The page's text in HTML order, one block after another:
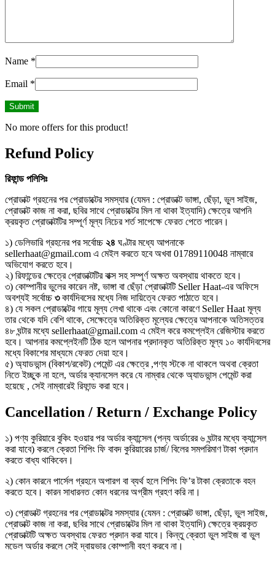
Name *
Email *
No more offers for this product!
Refund Policy
রিফান্ড পলিসিঃ
প্রোডাক্ট গ্রহনের পর প্রোডাক্টের সমস্যার (যেমন : প্রোডাক্ট ভাঙ্গা, ছেঁড়া, ভুল সাইজ,
প্রোডাক্ট কাজ না করা, ছবির সাথে প্রোডাক্টের মিল না থাকা ইত্যাদি) ক্ষেত্রে আপনি
ক্রয়কৃত প্রোডাক্টটির সম্পূর্ণ মূল্য নিচের শর্ত সাপেক্ষে ফেরত পেতে পারেন।
১) ডেলিভারি গ্রহনের পর সর্বোচ্চ ২৪ ঘণ্টার মধ্যে আপনাকে
sellerhaat@gmail.com এ মেইল করতে হবে অখবা 01789110048 নাম্বারে
অভিযোগ করতে হবে।
২) রিফান্ডের ক্ষেত্রে প্রোডাক্টটির বাক্স সহ সম্পূর্ণ অক্ষত অবস্থায় থাকতে হবে।
৩) কোম্পানীর ভুলের কারেন নষ্ট, ভাঙ্গা বা ছেঁড়া প্রোডাক্টটি Seller Haat-এর অফিসে
অবশ্যই সর্বোচ্চ ৩কার্যদিবসের মধ্যে নিজ দায়িত্বে ফেরত পাঠাতে হবে।
৪) যে সকল প্রোডাক্টের গায়ে মূল্য লেখা থাকে এবং কোনো কারণে Seller Haat মূল্য
তার থেকে যদি বেশি থাকে, সেক্ষেত্রে অতিরিক্ত মূল্যের ক্ষেত্রে আপনাকে অতিসত্তর
৪৮ ঘন্টার মধ্যে sellerhaat@gmail.com এ মেইল করে কমপ্লেইন রেজিস্টার করতে
হবে। আপনার কমপ্লেইনটি ঠিক হলে আপনার প্রদানকৃত অতিরিক্ত মূল্য ১০ কার্যদিবসের
মধ্যে বিকাশের মাধ্যমে ফেরত দেয়া হবে।
৫) অ্যাডভান্স (বিকাশ/রকেট) পেমেন্ট এর ক্ষেত্রে ,পণ্য স্টকে না থাকলে অথবা ক্রেতা
নিতে ইচ্ছুক না হলে, অর্ডার ক্যানসেল করে যে নাম্বার থেকে অ্যাডভান্স পেমেন্ট করা
হয়েছে , সেই নাম্বারেই রিফান্ড করা হবে।
Cancellation / Return / Exchange Policy
১) পণ্য কুরিয়ারে বুকিং হওয়ার পর অর্ডার ক্যান্সেল (পন্য অর্ডারের ৬ ঘন্টার মধ্যে ক্যান্সেল
করা যাবে) করলে ক্রেতা শিপিং ফি বাবদ কুরিয়ারের চার্জ/ বিলের সমপরিমাণ টাকা প্রদান
করতে বাধ্য থাকিবেন।
২) কোন কারনে পার্সেল গ্রহনে অপারগ বা ব্যর্থ হলে শিপিং ফি’র টাকা ক্রেতাকে বহন
করতে হবে। কারন সাধারনত কোন ধরনের অগ্রীম গ্রহণ করি না।
৩) প্রোডাক্ট গ্রহনের পর প্রোডাক্টের সমস্যার (যেমন : প্রোডাক্ট ভাঙ্গা, ছেঁড়া, ভুল সাইজ,
প্রোডাক্ট কাজ না করা, ছবির সাথে প্রোডাক্টের মিল না থাকা ইত্যাদি) ক্ষেত্রে ক্রয়কৃত
প্রোডাক্টটি অক্ষত অবস্থায় ফেরত প্রদান করা যাবে। কিন্তু ক্রেতা ভুল সাইজ বা ভুল
মডেল অর্ডার করলে সেই দ্বায়ভার কোম্পানী বহণ করবে না।